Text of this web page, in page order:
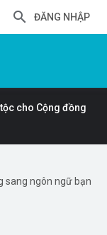
ĐĂNG NHẬP
cho Cộng đồng
sang ngôn ngữ bạn